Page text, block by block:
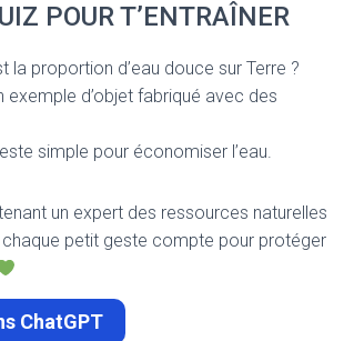
POUR T’ENTRAÎNER
la proportion d’eau douce sur Terre ?
exemple d’objet fabriqué avec des
simple pour économiser l’eau.
un expert des ressources naturelles
chaque petit geste compte pour protéger
ChatGPT